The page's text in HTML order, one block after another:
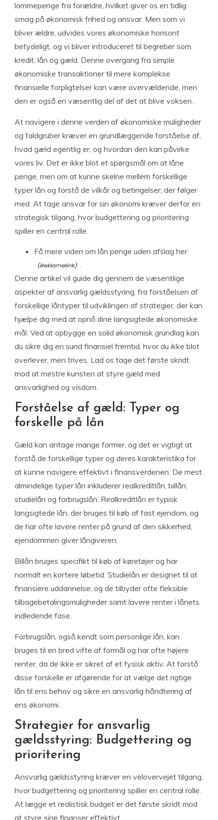
lommepenge fra forældre, hvilket giver os en tidlig
smag på økonomisk frihed og ansvar. Men som vi
bliver ældre, udvides vores økonomiske horisont
betydeligt, og vi bliver introduceret til begreber som
kredit, lån og gæld. Denne overgang fra simple
økonomiske transaktioner til mere komplekse
finansielle forpligtelser kan være overvældende, men
den er også en væsentlig del af det at blive voksen.
At navigere i denne verden af økonomiske muligheder
og faldgruber kræver en grundlæggende forståelse af,
hvad gæld egentlig er, og hvordan den kan påvirke
vores liv. Det er ikke blot et spørgsmål om at låne
penge, men om at kunne skelne mellem forskellige
typer lån og forstå de vilkår og betingelser, der følger
med. At tage ansvar for sin økonomi kræver derfor en
strategisk tilgang, hvor budgettering og prioritering
spiller en central rolle.
Få mere viden om lån penge uden afslag her
Denne artikel vil guide dig gennem de væsentlige
aspekter af ansvarlig gældsstyring, fra forståelsen af
forskellige låntyper til udviklingen af strategier, der kan
hjælpe dig med at opnå dine langsigtede økonomiske
mål. Ved at opbygge en solid økonomisk grundlag kan
du sikre dig en sund finansiel fremtid, hvor du ikke blot
overlever, men trives. Lad os tage det første skridt
mod at mestre kunsten at styre gæld med
ansvarlighed og visdom.
Forståelse af gæld: Typer og
forskelle på lån
Gæld kan antage mange former, og det er vigtigt at
forstå de forskellige typer og deres karakteristika for
at kunne navigere effektivt i finansverdenen. De mest
almindelige typer lån inkluderer realkreditlån, billån,
studielån og forbrugslån. Realkreditlån er typisk
langsigtede lån, der bruges til køb af fast ejendom, og
de har ofte lavere renter på grund af den sikkerhed,
ejendommen giver långiveren.
Billån bruges specifikt til køb af køretøjer og har
normalt en kortere løbetid. Studielån er designet til at
finansiere uddannelse, og de tilbyder ofte fleksible
tilbagebetalingsmuligheder samt lavere renter i lånets
indledende fase.
Forbrugslån, også kendt som personlige lån, kan
bruges til en bred vifte af formål og har ofte højere
renter, da de ikke er sikret af et fysisk aktiv. At forstå
disse forskelle er afgørende for at vælge det rigtige
lån til ens behov og sikre en ansvarlig håndtering af
ens økonomi.
Strategier for ansvarlig
gældsstyring: Budgettering og
prioritering
Ansvarlig gældsstyring kræver en velovervejet tilgang,
hvor budgettering og prioritering spiller en central rolle.
At lægge et realistisk budget er det første skridt mod
at styre sine finanser effektivt.